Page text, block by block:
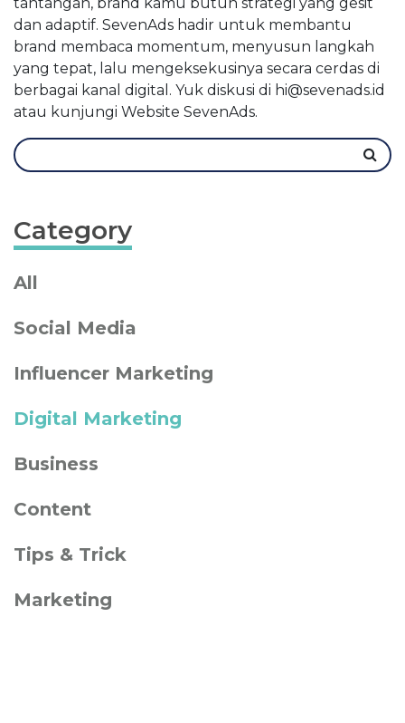
dan adaptif. SevenAds hadir untuk membantu
brand membaca momentum, menyusun langkah
yang tepat, lalu mengeksekusinya secara cerdas di
berbagai kanal digital. Yuk diskusi di hi@sevenads.id
atau kunjungi Website SevenAds.
Category
All
Social Media
Influencer Marketing
Digital Marketing
Business
Content
Tips & Trick
Marketing